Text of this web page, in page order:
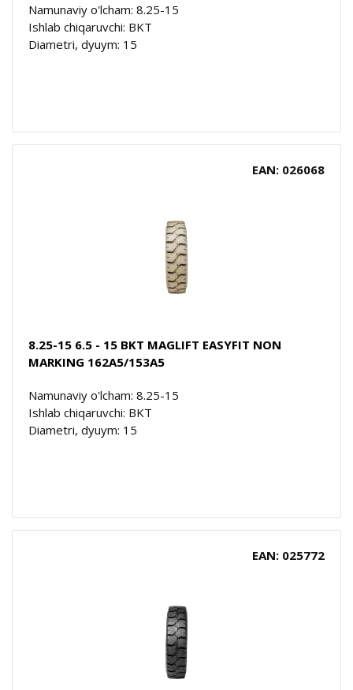
Namunaviy o'lcham: 8.25-15
Ishlab chiqaruvchi: BKT
Diametri, dyuym: 15
EAN: 026068
8.25-15 6.5 - 15 BKT MAGLIFT EASYFIT NON
MARKING 162A5/153A5
Namunaviy o'lcham: 8.25-15
Ishlab chiqaruvchi: BKT
Diametri, dyuym: 15
EAN: 025772